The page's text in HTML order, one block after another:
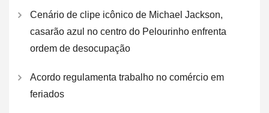
Cenário de clipe icônico de Michael Jackson,
casarão azul no centro do Pelourinho enfrenta
ordem de desocupação
Acordo regulamenta trabalho no comércio em
feriados